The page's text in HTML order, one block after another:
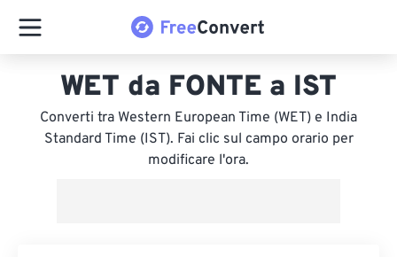
WET da FONTE a IST
Converti tra Western European Time (WET) e India
Standard Time (IST). Fai clic sul campo orario per
modificare l'ora.